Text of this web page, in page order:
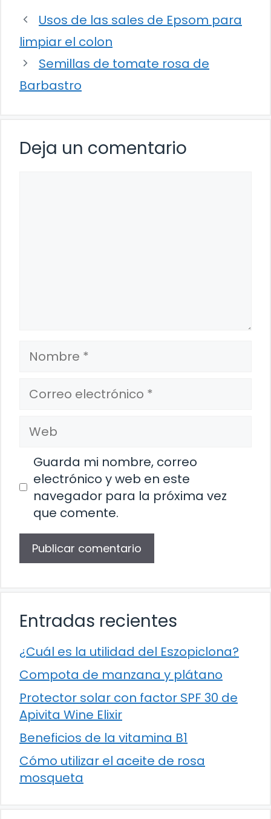
Usos de las sales de Epsom para
limpiar el colon
Semillas de tomate rosa de
Barbastro
Deja un comentario
Nombre
Correo
electrónico
Web
Guarda mi nombre, correo
electrónico y web en este
navegador para la próxima vez
que comente.
Entradas recientes
¿Cuál es la utilidad del Eszopiclona?
Compota de manzana y plátano
Protector solar con factor SPF 30 de
Apivita Wine Elixir
Beneficios de la vitamina B1
Cómo utilizar el aceite de rosa
mosqueta